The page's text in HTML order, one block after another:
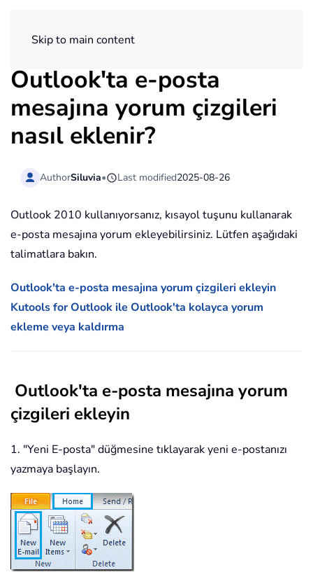
Skip to main content
Outlook'ta e-posta
mesajına yorum çizgileri
nasıl eklenir?
AuthorSiluvia• Last modified2025-08-26
Outlook 2010 kullanıyorsanız, kısayol tuşunu kullanarak
e-posta mesajına yorum ekleyebilirsiniz. Lütfen aşağıdaki
talimatlara bakın.
Outlook'ta e-posta mesajına yorum çizgileri ekleyin
Kutools for Outlook ile Outlook'ta kolayca yorum
ekleme veya kaldırma
Outlook'ta e-posta mesajına yorum
çizgileri ekleyin
1. "Yeni E-posta" düğmesine tıklayarak yeni e-postanızı
yazmaya başlayın.